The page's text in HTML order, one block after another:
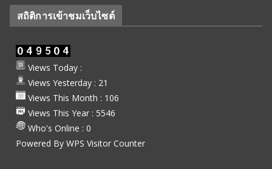
สถิติการเข้าชมเว็บไซต์
Views Today :
Views Yesterday : 21
Views This Month : 106
Views This Year : 5546
Who's Online : 0
Powered By WPS Visitor Counter